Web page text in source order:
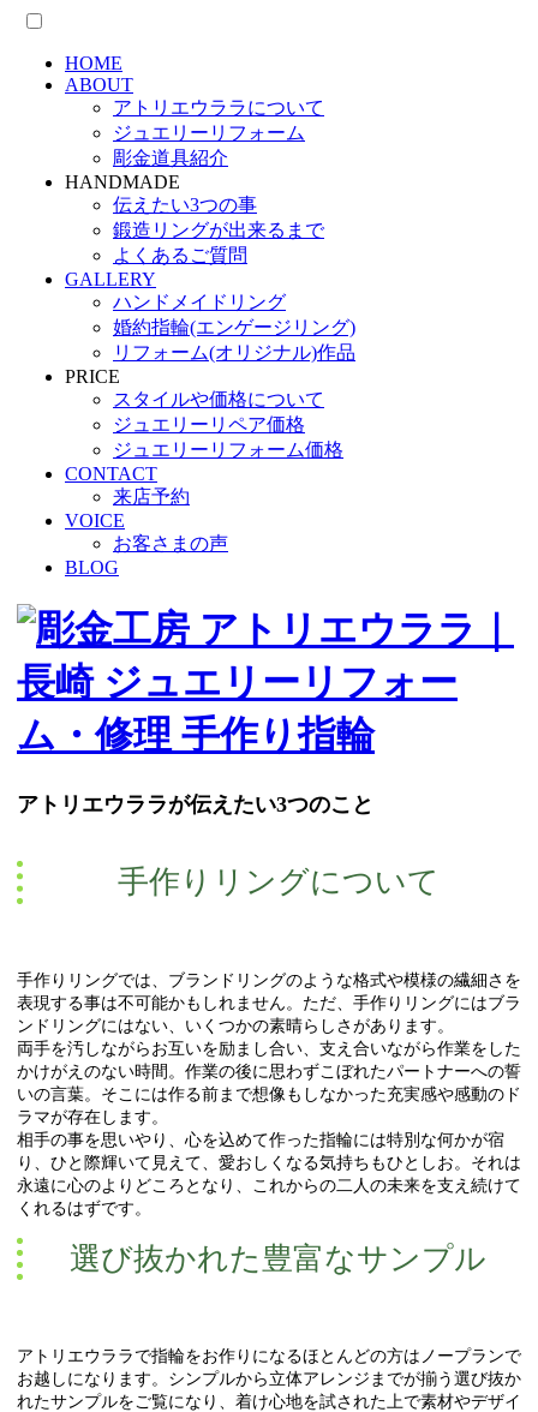
HOME
ABOUT
アトリエウララについて
ジュエリーリフォーム
彫金道具紹介
HANDMADE
伝えたい3つの事
鍛造リングが出来るまで
よくあるご質問
GALLERY
ハンドメイドリング
婚約指輪(エンゲージリング)
リフォーム(オリジナル)作品
PRICE
スタイルや価格について
ジュエリーリペア価格
ジュエリーリフォーム価格
CONTACT
来店予約
VOICE
お客さまの声
BLOG
アトリエウララが伝えたい3つのこと
手作りリングについて
手作りリングでは、ブランドリングのような格式や模様の繊細さを
表現する事は不可能かもしれません。ただ、手作りリングにはブラ
ンドリングにはない、いくつかの素晴らしさがあります。
両手を汚しながらお互いを励まし合い、 支え合いながら作業をした
かけがえのない時間。作業の後に思わずこぼれたパートナーへの誓
いの言葉。そこには作る前まで想像もしなかった充実感や感動のド
ラマが存在します。
相手の事を思いやり、心を込めて作った指輪には特別な何かが宿
り、ひと際輝いて見えて、愛おしくなる気持ちもひとしお。それは
永遠に心のよりどころとなり、これからの二人の未来を支え続けて
くれるはずです。
選び抜かれた豊富なサンプル
アトリエウララで指輪をお作りになるほとんどの方はノープランで
お越しになります。シンプルから立体アレンジまでが揃う選び抜か
れたサンプルをご覧になり、着け心地を試された上で素材やデザイ